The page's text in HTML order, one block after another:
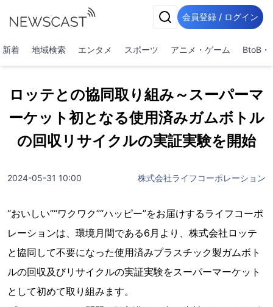
会員登録 / ログイン
新着 地域検索 エンタメ スポーツ アニメ・ゲーム BtoB・
ロッテとの協同取り組み～スーパーマ
ーケット初となる使用済みガムボトル
の回収リサイクルの実証実験を開始
2024-05-31 10:00 株式会社ライフコーポレーション
“おいしい”“ワクワク”“ハッピー”をお届けするライフコーポ
レーションは、環境月間である6月より、株式会社ロッテ
と協同して不要になった使用済みプラスチック製ガムボト
ルの回収及びリサイクルの実証実験をスーパーマーケット
として初めて取り組みます。